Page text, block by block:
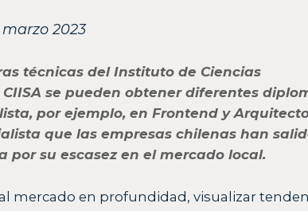
2023
técnicas del Instituto de Ciencias
CIISA se pueden obtener diferentes
por ejemplo, en Frontend y
que las empresas chilenas han
por su escasez en el mercado local.
mercado en profundidad, visualizar